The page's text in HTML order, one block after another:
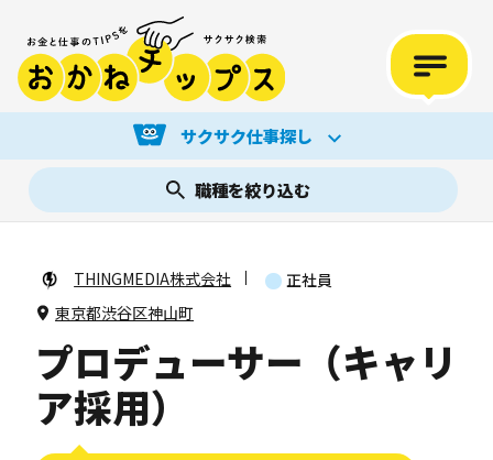
サクサク仕事探し
職種を絞り込む
THINGMEDIA株式会社
正社員
東京都渋谷区神山町
プロデューサー（キャリ
ア採用）